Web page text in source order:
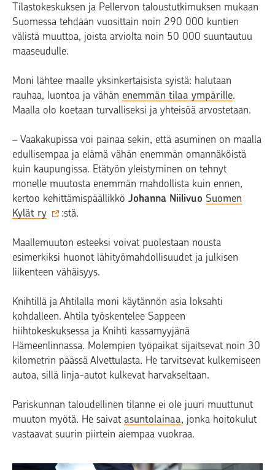
Tilastokeskuksen ja Pellervon taloustutkimuksen mukaan
Suomessa tehdään vuosittain noin 290 000 kuntien
välistä muuttoa, joista arviolta noin 50 000 suuntautuu
maaseudulle.
Moni lähtee maalle yksinkertaisista syistä: halutaan
rauhaa, luontoa ja vähän enemmän tilaa ympärille.
Maalla olo koetaan turvalliseksi ja yhteisöä arvostetaan.
– Vaakakupissa voi painaa sekin, että asuminen on maalla
edullisempaa ja elämä vähän enemmän omannäköistä
kuin kaupungissa. Etätyön yleistyminen on tehnyt
monelle muutosta enemmän mahdollista kuin ennen,
kertoo kehittämispäällikkö Johanna Niilivuo Suomen
Kylät ry
:stä.
Maallemuuton esteeksi voivat puolestaan nousta
esimerkiksi huonot lähityömahdollisuudet ja julkisen
liikenteen vähäisyys.
Knihtillä ja Ahtilalla moni käytännön asia loksahti
kohdalleen. Ahtila työskentelee Sappeen
hiihtokeskuksessa ja Knihti kassamyyjänä
Hämeenlinnassa. Molempien työpaikat sijaitsevat noin 30
kilometrin päässä Alvettulasta. He tarvitsevat kulkemiseen
autoa, sillä linja-autot kulkevat harvakseltaan.
Pariskunnan taloudellinen tilanne ei ole juuri muuttunut
muuton myötä. He saivat asuntolainaa, jonka hoitokulut
vastaavat suurin piirtein aiempaa vuokraa.